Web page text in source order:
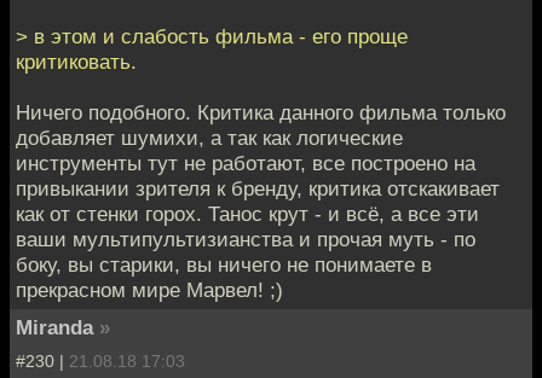
> в этом и слабость фильма - его проще
критиковать.
Ничего подобного. Критика данного фильма только
добавляет шумихи, а так как логические
инструменты тут не работают, все построено на
привыкании зрителя к бренду, критика отскакивает
как от стенки горох. Танос крут - и всё, а все эти
ваши мультипультизианства и прочая муть - по
боку, вы старики, вы ничего не понимаете в
прекрасном мире Марвел! ;)
Miranda »
#230 | 21.08.18 17:03